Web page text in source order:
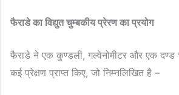
फैराडे का विद्युत चुम्बकीय प्रेरण का प्रयोग
फैराडे ने एक कुण्डली, गल्वेनोमीटर और एक दण्ड
कई प्रेक्षण प्राप्त किए, जो निम्नलिखित है –